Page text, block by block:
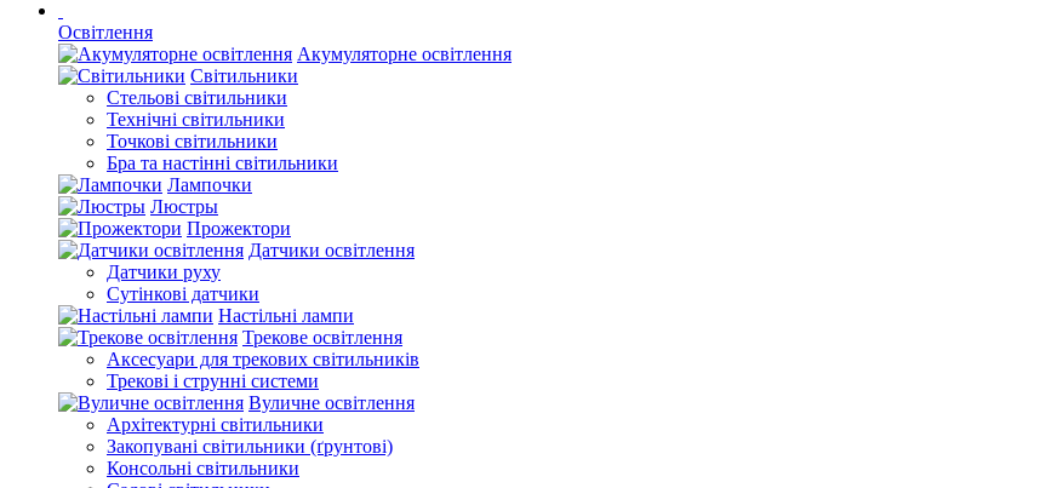
Освітлення
Акумуляторне освітлення
Світильники
Стельові світильники
Технічні світильники
Точкові світильники
Бра та настінні світильники
Лампочки
Люстры
Прожектори
Датчики освітлення
Датчики руху
Сутінкові датчики
Настільні лампи
Трекове освітлення
Аксесуари для трекових світильників
Трекові і струнні системи
Вуличне освітлення
Архітектурні світильники
Закопувані світильники (ґрунтові)
Консольні світильники